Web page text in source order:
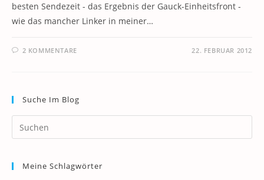
besten Sendezeit - das Ergebnis der Gauck-Einheitsfront -
wie das mancher Linker in meiner…
2 KOMMENTARE 22. FEBRUAR 2012
Suche Im Blog
Meine Schlagwörter